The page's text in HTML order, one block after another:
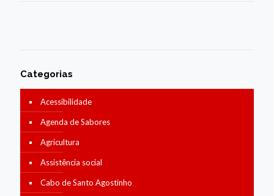
Categorias
Acessibilidade
Agenda de Sabores
Agricultura
Assistência social
Cabo de Santo Agostinho